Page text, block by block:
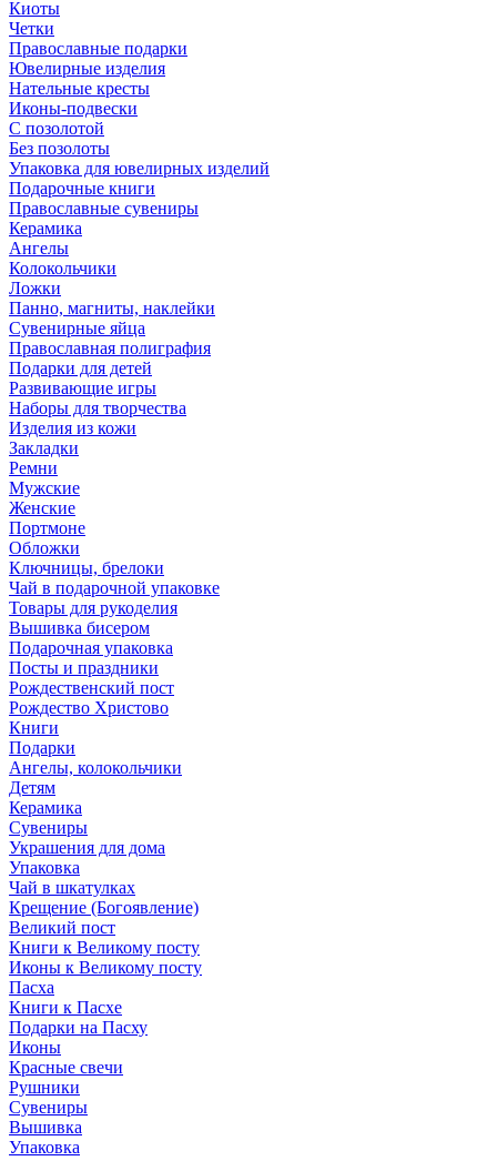
Киоты
Четки
Православные подарки
Ювелирные изделия
Нательные кресты
Иконы-подвески
С позолотой
Без позолоты
Упаковка для ювелирных изделий
Подарочные книги
Православные сувениры
Керамика
Ангелы
Колокольчики
Ложки
Панно, магниты, наклейки
Сувенирные яйца
Православная полиграфия
Подарки для детей
Развивающие игры
Наборы для творчества
Изделия из кожи
Закладки
Ремни
Мужские
Женские
Портмоне
Обложки
Ключницы, брелоки
Чай в подарочной упаковке
Товары для рукоделия
Вышивка бисером
Подарочная упаковка
Посты и праздники
Рождественский пост
Рождество Христово
Книги
Подарки
Ангелы, колокольчики
Детям
Керамика
Сувениры
Украшения для дома
Упаковка
Чай в шкатулках
Крещение (Богоявление)
Великий пост
Книги к Великому посту
Иконы к Великому посту
Пасха
Книги к Пасхе
Подарки на Пасху
Иконы
Красные свечи
Рушники
Сувениры
Вышивка
Упаковка